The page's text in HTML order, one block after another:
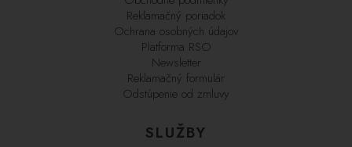
Reklamačný poriadok
Ochrana osobných údajov
Platforma RSO
Newsletter
Reklamačný formulár
Odstúpenie od zmluvy
SLUŽBY